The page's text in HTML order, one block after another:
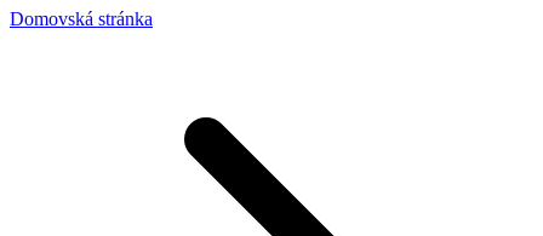
Domovská stránka